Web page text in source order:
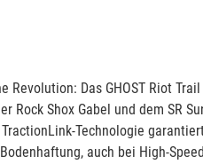
Revolution: Das GHOST Riot
Rock Shox Gabel und dem SR
Technologie
auch bei High-